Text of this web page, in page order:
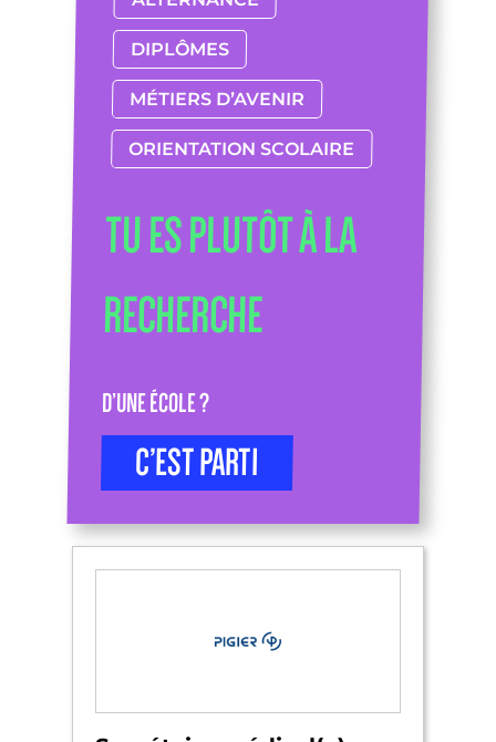
DIPLÔMES
MÉTIERS D’AVENIR
ORIENTATION SCOLAIRE
TU ES PLUTÔT À LA
RECHERCHE
D’UNE ÉCOLE ?
C’EST PARTI